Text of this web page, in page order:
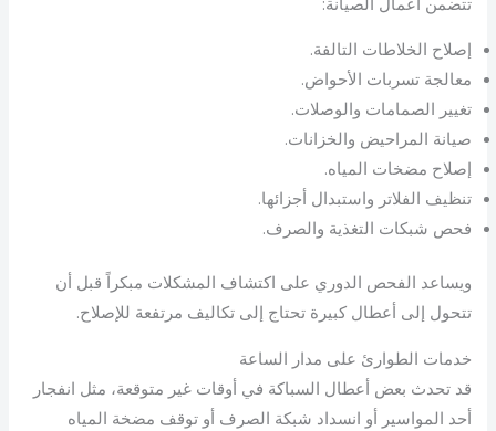
تتضمن أعمال الصيانة:
إصلاح الخلاطات التالفة.
معالجة تسربات الأحواض.
تغيير الصمامات والوصلات.
صيانة المراحيض والخزانات.
إصلاح مضخات المياه.
تنظيف الفلاتر واستبدال أجزائها.
فحص شبكات التغذية والصرف.
ويساعد الفحص الدوري على اكتشاف المشكلات مبكراً قبل أن
تتحول إلى أعطال كبيرة تحتاج إلى تكاليف مرتفعة للإصلاح.
خدمات الطوارئ على مدار الساعة
قد تحدث بعض أعطال السباكة في أوقات غير متوقعة، مثل انفجار
أحد المواسير أو انسداد شبكة الصرف أو توقف مضخة المياه